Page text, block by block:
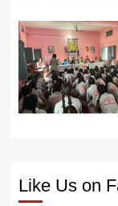
Like Us on